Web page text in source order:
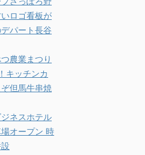
ロゴ看板が
パート長谷
農業まつり
キッチンカ
但馬牛串焼
ジネスホテル
オープン 時